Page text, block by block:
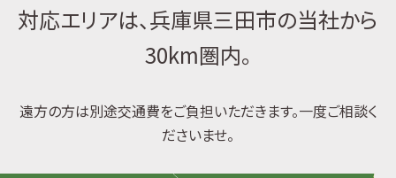
対応エリアは、兵庫県三田市の当社から
30km圏内。
遠方の方は別途交通費をご負担いただきます。一度ご相談く
ださいませ。